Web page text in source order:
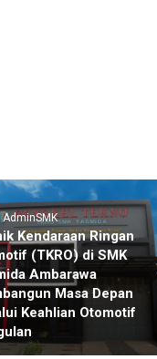
AdminSMK
Kendaraan Ringan
(TKRO) di SMK
Ambarawa
Masa Depan
Keahlian Otomotif